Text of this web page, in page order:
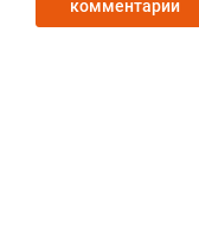
комментарии